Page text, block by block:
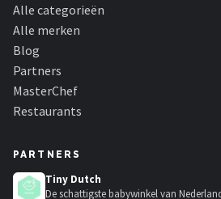
Alle categorieën
Alle merken
Blog
Partners
MasterChef
Restaurants
PARTNERS
Tiny Dutch
De schattigste babywinkel van